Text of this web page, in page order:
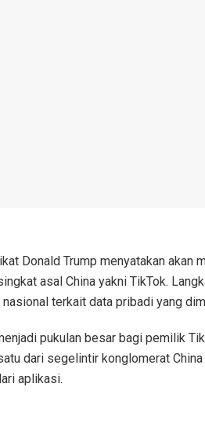
Donald Trump menyatakan akan
asal China yakni TikTok.
terkait data pribadi yang
pukulan besar bagi pemilik
dari segelintir konglomerat
aplikasi.